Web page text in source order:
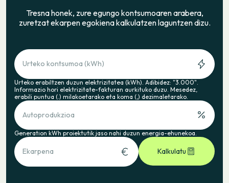
Tresna honek, zure egungo kontsumoaren arabera,
zuretzat ekarpen egokiena kalkulatzen laguntzen dizu.
Urteko kontsumoa (kWh)
Urteko erabiltzen duzun elektrizitatea (kWh). Adibidez: "3.000".
Informazio hori elektrizitate-fakturan aurkituko duzu. Mesedez,
erabili puntua (.) milakoetarako eta koma (,) dezimaletarako.
Autoprodukzioa
Generation kWh proiektutik jaso nahi duzun energia-ehunekoa.
Ekarpena Kalkulatu